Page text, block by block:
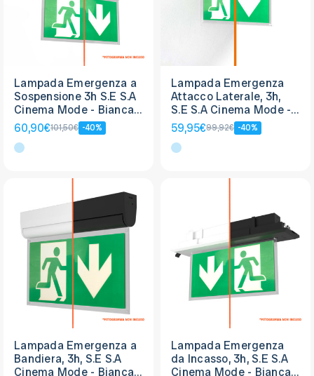
Lampada Emergenza a
Sospensione 3h S.E S.A
Cinema Mode - Bianca
o Nera
60,90€101,50€ -40%
Lampada Emergenza
Attacco Laterale, 3h,
S.E S.A Cinema Mode -
Bianca o Nera
59,95€99,92€ -40%
Lampada Emergenza a
Bandiera, 3h, S.E S.A
Cinema Mode - Bianca
Lampada Emergenza
da Incasso, 3h, S.E S.A
Cinema Mode - Bianca